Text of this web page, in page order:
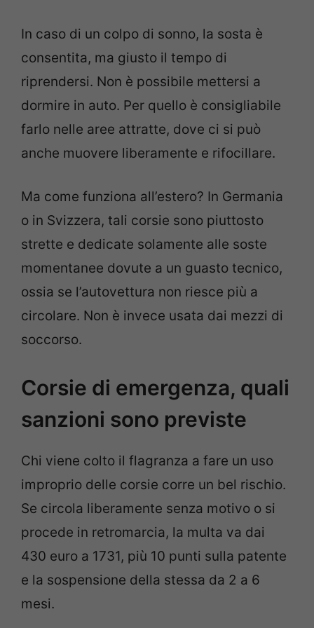
In caso di un colpo di sonno, la sosta è
consentita, ma giusto il tempo di
riprendersi. Non è possibile mettersi a
dormire in auto. Per quello è consigliabile
farlo nelle aree attratte, dove ci si può
anche muovere liberamente e rifocillare.
Ma come funziona all’estero? In Germania
o in Svizzera, tali corsie sono piuttosto
strette e dedicate solamente alle soste
momentanee dovute a un guasto tecnico,
ossia se l’autovettura non riesce più a
circolare. Non è invece usata dai mezzi di
soccorso.
Corsie di emergenza, quali
sanzioni sono previste
Chi viene colto il flagranza a fare un uso
improprio delle corsie corre un bel rischio.
Se circola liberamente senza motivo o si
procede in retromarcia, la multa va dai
430 euro a 1731, più 10 punti sulla patente
e la sospensione della stessa da 2 a 6
mesi.